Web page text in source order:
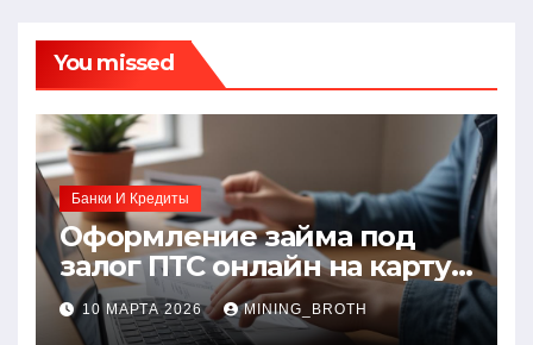
You missed
Банки И Кредиты
Оформление займа под
залог ПТС онлайн на карту
без визита в офис: порядок,
требования и документы
10 МАРТА 2026 MINING_BROTH